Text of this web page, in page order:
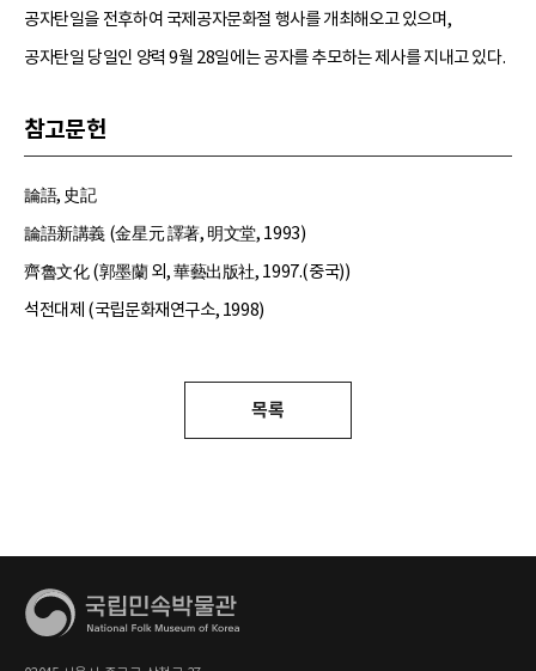
공자탄일을 전후하여 국제공자문화절 행사를 개최해오고 있으며,
공자탄일 당일인 양력 9월 28일에는 공자를 추모하는 제사를 지내고 있다.
참고문헌
論語, 史記
論語新講義 (金星元 譯著, 明文堂, 1993)
齊魯文化 (郭墨蘭 외, 華藝出版社, 1997.(중국))
석전대제 (국립문화재연구소, 1998)
목록